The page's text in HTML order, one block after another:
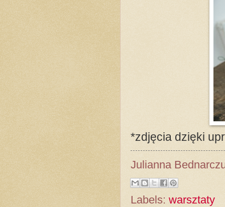
*zdjęcia dzięki
Julianna
Labels: warsztaty